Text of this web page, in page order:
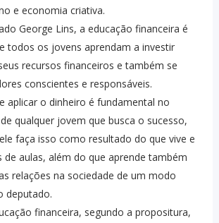
e economia criativa.
George Lins, a educação financeira é
todos os jovens aprendam a investir
recursos financeiros e também se
conscientes e responsáveis.
aplicar o dinheiro é fundamental no
qualquer jovem que busca o sucesso,
faça isso como resultado do que vive e
de aulas, além do que aprende também
relações na sociedade de um modo
deputado.
financeira, segundo a propositura,